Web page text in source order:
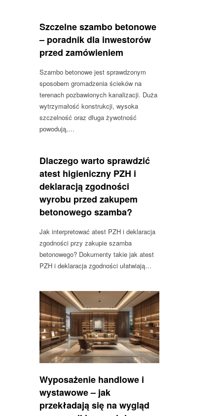
Szczelne szambo betonowe
– poradnik dla inwestorów
przed zamówieniem
Szambo betonowe jest sprawdzonym
sposobem gromadzenia ścieków na
terenach pozbawionych kanalizacji. Duża
wytrzymałość konstrukcji, wysoka
szczelność oraz długa żywotność
powodują,…
Dlaczego warto sprawdzić
atest higieniczny PZH i
deklaracją zgodności
wyrobu przed zakupem
betonowego szamba?
Jak interpretować atest PZH i deklaracja
zgodności przy zakupie szamba
betonowego? Dokumenty takie jak atest
PZH i deklaracja zgodności ułatwiają…
Wyposażenie handlowe i
wystawowe – jak
przekładają się na wygląd